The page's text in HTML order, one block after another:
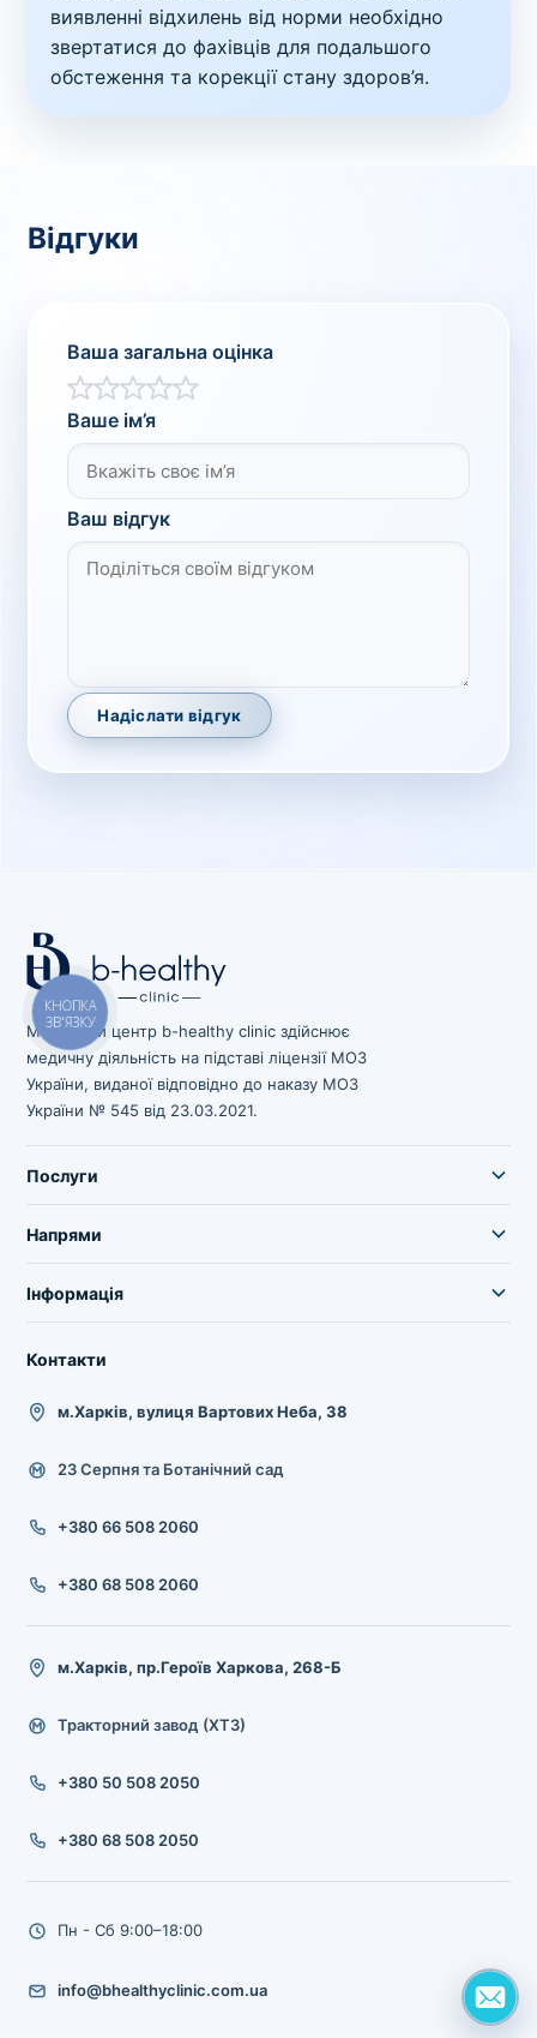
виявленні відхилень від норми необхідно
звертатися до фахівців для подальшого
обстеження та корекції стану здоров’я.
Відгуки
Ваша загальна оцінка
Ваше ім’я
Ваш відгук
Надіслати відгук
Медичний центр b-healthy clinic здійснює
медичну діяльність на підставі ліцензії МОЗ
України, виданої відповідно до наказу МОЗ
України № 545 від 23.03.2021.
Послуги
Напрями
Інформація
Контакти
м.Харків, вулиця Вартових Неба, 38
23 Серпня та Ботанічний сад
+380 66 508 2060
+380 68 508 2060
м.Харків, пр.Героїв Харкова, 268-Б
Тракторний завод (ХТЗ)
+380 50 508 2050
+380 68 508 2050
Пн - Сб 9:00–18:00
info@bhealthyclinic.com.ua
КНОПКА
ЗВ'ЯЗКУ